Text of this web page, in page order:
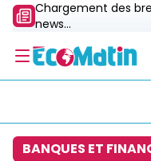
Chargement des
news...
BANQUES ET